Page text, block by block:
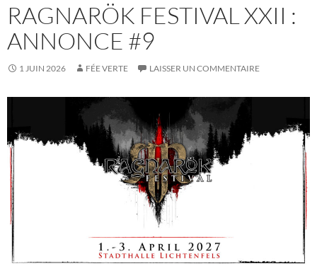
RAGNARÖK FESTIVAL XXII :
ANNONCE #9
1 JUIN 2026 FÉE VERTE LAISSER UN COMMENTAIRE